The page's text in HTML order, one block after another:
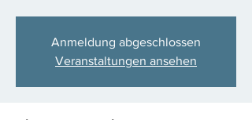
Anmeldung abgeschlossen
Veranstaltungen ansehen